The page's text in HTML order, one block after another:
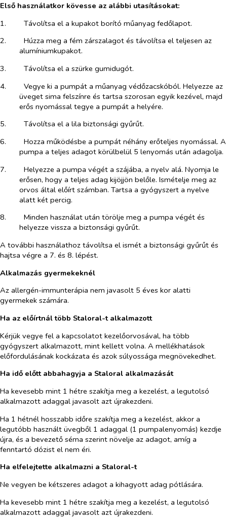
Első használatkor kövesse az alábbi utasításokat:
1.​
Távolítsa el a kupakot borító műanyag fedőlapot.
2.​
Húzza meg a fém zárszalagot és távolítsa el teljesen az
alumíniumkupakot.
3.​
Távolítsa el a szürke gumidugót.
4.​
Vegye ki a pumpát a műanyag védőzacskóból. Helyezze az
üveget sima felszínre és tartsa szorosan egyik kezével, majd
erős nyomással tegye a pumpát a helyére.
5.​
Távolítsa el a lila biztonsági gyűrűt.
6.​
Hozza működésbe a pumpát néhány erőteljes nyomással. A
pumpa a teljes adagot körülbelül 5 lenyomás után adagolja.
7.​
Helyezze a pumpa végét a szájába, a nyelv alá. Nyomja le
erősen, hogy a teljes adag kijöjjön belőle. Ismételje meg az
orvos által előírt számban. Tartsa a gyógyszert a nyelve
alatt két percig.
8.​
Minden használat után törölje meg a pumpa végét és
helyezze vissza a biztonsági gyűrűt.
A további használathoz távolítsa el ismét a biztonsági gyűrűt és
hajtsa végre a 7. és 8. lépést.
Alkalmazás gyermekeknél
Az allergén-immunterápia nem javasolt 5 éves kor alatti
gyermekek számára.
Ha az előírtnál több Staloral-t alkalmazott
Kérjük vegye fel a kapcsolatot kezelőorvosával, ha több
gyógyszert alkalmazott, mint kellett volna. A mellékhatások
előfordulásának kockázata és azok súlyossága megnövekedhet.
Ha idő előtt abbahagyja a Staloral alkalmazását
Ha kevesebb mint 1 hétre szakítja meg a kezelést, a legutolsó
alkalmazott adaggal javasolt azt újrakezdeni.
Ha 1 hétnél hosszabb időre szakítja meg a kezelést, akkor a
legutóbb használt üvegből 1 adaggal (1 pumpalenyomás) kezdje
újra, és a bevezető séma szerint növelje az adagot, amíg a
fenntartó dózist el nem éri.
Ha elfelejtette alkalmazni a Staloral-t
Ne vegyen be kétszeres adagot a kihagyott adag pótlására.
Ha kevesebb mint 1 hétre szakítja meg a kezelést, a legutolsó
alkalmazott adaggal javasolt azt újrakezdeni.